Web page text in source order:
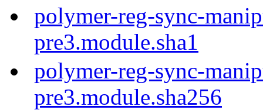
polymer-reg-sync-
pre3.module.sha1
polymer-reg-sync-
pre3.module.sha256